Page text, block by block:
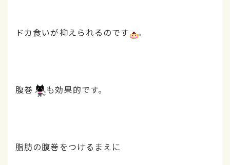
ドカ食いが抑えられるのです 。
腹巻 も効果的です。
脂肪の腹巻をつけるまえに